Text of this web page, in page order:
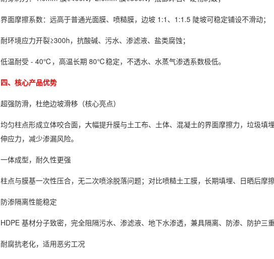
界面摩擦系数：远高于普通光面膜、喷糙膜，边坡 1:1、1:1.5 陡坡可稳定铺设不滑动；
耐环境应力开裂≥300h，抗酸碱、污水、渗滤液、盐类腐蚀；
低温耐受 - 40℃，高温长期 80℃稳定，不透水、水蒸气渗透系数极低。
四、核心产品优势
超强防滑，杜绝边坡滑移（核心亮点）
均匀柱点形成立体咬合面，大幅提升膜与土工布、土体、混凝土的界面摩擦力，垃圾
伸应力，减少渗漏风险。
一体成型，耐久性更强
柱点与膜基一次性压合，无二次喷涂脱落问题；对比喷糙土工膜，长期填埋、日晒后摩
防渗隔离性能稳定
HDPE 基材分子致密，完全阻隔污水、渗滤液、地下水渗透，兼具隔离、防渗、防护三重
耐腐抗老化，适用恶劣工况